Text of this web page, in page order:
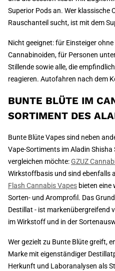
Superior Pods an. Wer klassische
Rauschanteil sucht, ist mit dem
Nicht geeignet: für Einsteiger
Cannabinoiden, für Personen
Stillende sowie alle, die
reagieren. Autofahren nach dem
BUNTE BLÜTE IM
SORTIMENT DES
Bunte Blüte Vapes sind neben
Vape-Sortiments im Aladin Shisha
vergleichen möchte:GZUZ
Wirkstoffbasis und sind ebenfalls
Flash Cannabis Vapes bieten eine
Sorten- und Aromprofil. Das
Destillat - ist markenübergreifend
im Wirkstoff und in der
Wer gezielt zu Bunte Blüte greift,
Marke mit eigenständiger
Herkunft und Laboranalysen als